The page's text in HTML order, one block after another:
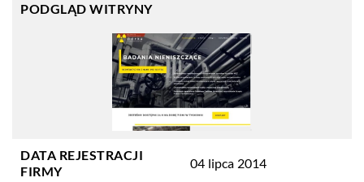
PODGLĄD WITRYNY
DATA REJESTRACJI
FIRMY
04 lipca 2014